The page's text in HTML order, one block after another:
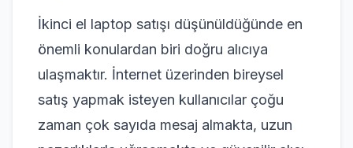
İkinci el laptop satışı düşünüldüğünde en
önemli konulardan biri doğru alıcıya
ulaşmaktır. İnternet üzerinden bireysel
satış yapmak isteyen kullanıcılar çoğu
zaman çok sayıda mesaj almakta, uzun